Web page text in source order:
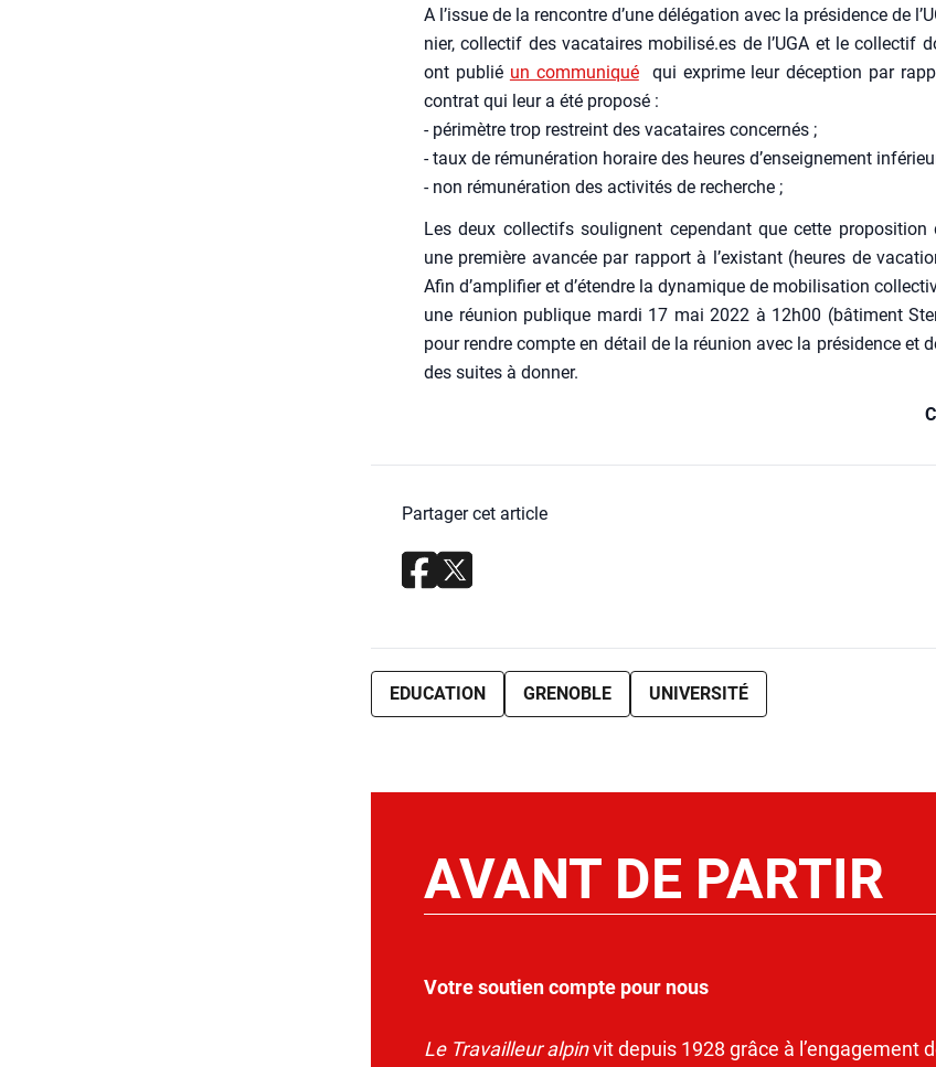
A l’issue de la ren­contre d’une délé­ga­tion avec la pré­si­dence de
nier, col­lec­tif des vaca­taires mobilisé.es de l’U­GA et le col­lec­tif
ont publié un com­mu­ni­quéqui exprime leur décep­tion par
contrat qui leur a été pro­po­sé :
- péri­mètre trop res­treint des vaca­taires concer­nés ;
- taux de rému­né­ra­tion horaire des heures d’enseignement
- non rému­né­ra­tion des acti­vi­tés de recherche ;
Les deux col­lec­tifs sou­lignent cepen­dant que cette pro­po­si­tion
une pre­mière avan­cée par rap­port à l’existant (heures de
Afin d’amplifier et d’étendre la dyna­mique de mobi­li­sa­tion
une réunion publique mar­di 17 mai 2022 à 12h00 (bâti­ment
pour rendre compte en détail de la réunion avec la pré­si­dence et
des suites à don­ner.
Partager cet article
EDUCATION GRENOBLE UNIVERSITÉ
AVANT DE PARTIR
Votre soutien compte pour nous
Le Travailleur alpinvit depuis 1928 grâce à l’engagement